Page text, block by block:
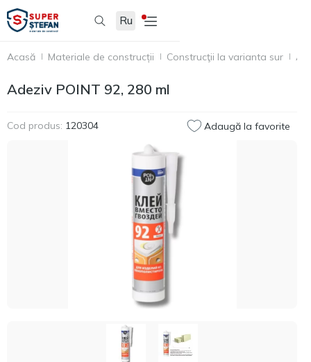
Ru
Acasă Materiale de construcții Construcţii la varianta sur
Adeziv POINT 92, 280 ml
Cod produs: 120304 Adaugă la favorite